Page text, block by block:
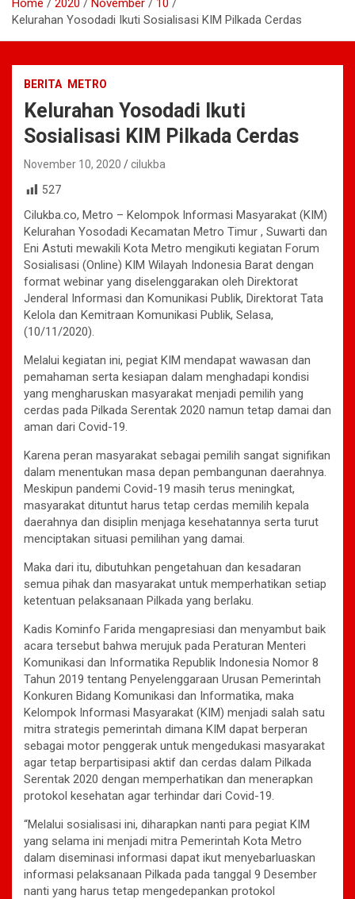
Home 2020 November
10
Kelurahan Yosodadi Ikuti Sosialisasi KIM Pilkada Cerdas
BERITA METRO
Kelurahan Yosodadi Ikuti
Sosialisasi KIM Pilkada Cerdas
November 10, 2020
cilukba
527
Cilukba.co, Metro – Kelompok Informasi Masyarakat (KIM)
Kelurahan Yosodadi Kecamatan Metro Timur , Suwarti dan
Eni Astuti mewakili Kota Metro mengikuti kegiatan Forum
Sosialisasi (Online) KIM Wilayah Indonesia Barat dengan
format webinar yang diselenggarakan oleh Direktorat
Jenderal Informasi dan Komunikasi Publik, Direktorat Tata
Kelola dan Kemitraan Komunikasi Publik, Selasa,
(10/11/2020).
Melalui kegiatan ini, pegiat KIM mendapat wawasan dan
pemahaman serta kesiapan dalam menghadapi kondisi
yang mengharuskan masyarakat menjadi pemilih yang
cerdas pada Pilkada Serentak 2020 namun tetap damai dan
aman dari Covid-19.
Karena peran masyarakat sebagai pemilih sangat signifikan
dalam menentukan masa depan pembangunan daerahnya.
Meskipun pandemi Covid-19 masih terus meningkat,
masyarakat dituntut harus tetap cerdas memilih kepala
daerahnya dan disiplin menjaga kesehatannya serta turut
menciptakan situasi pemilihan yang damai.
Maka dari itu, dibutuhkan pengetahuan dan kesadaran
semua pihak dan masyarakat untuk memperhatikan setiap
ketentuan pelaksanaan Pilkada yang berlaku.
Kadis Kominfo Farida mengapresiasi dan menyambut baik
acara tersebut bahwa merujuk pada Peraturan Menteri
Komunikasi dan Informatika Republik Indonesia Nomor 8
Tahun 2019 tentang Penyelenggaraan Urusan Pemerintah
Konkuren Bidang Komunikasi dan Informatika, maka
Kelompok Informasi Masyarakat (KIM) menjadi salah satu
mitra strategis pemerintah dimana KIM dapat berperan
sebagai motor penggerak untuk mengedukasi masyarakat
agar tetap berpartisipasi aktif dan cerdas dalam Pilkada
Serentak 2020 dengan memperhatikan dan menerapkan
protokol kesehatan agar terhindar dari Covid-19.
“Melalui sosialisasi ini, diharapkan nanti para pegiat KIM
yang selama ini menjadi mitra Pemerintah Kota Metro
dalam diseminasi informasi dapat ikut menyebarluaskan
informasi pelaksanaan Pilkada pada tanggal 9 Desember
nanti yang harus tetap mengedepankan protokol